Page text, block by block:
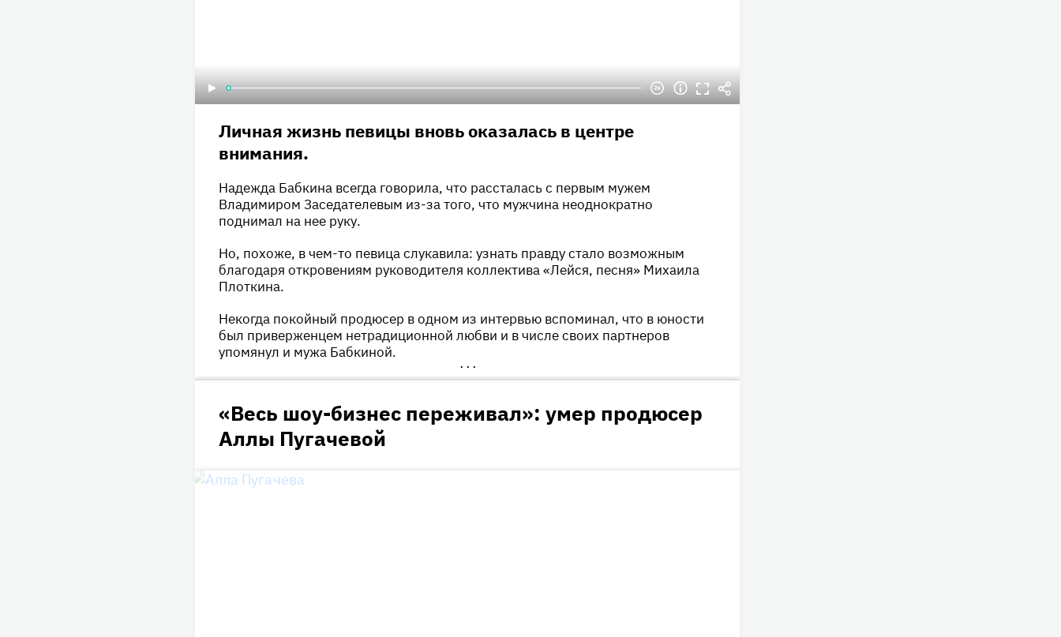
Личная жизнь певицы вновь оказалась в центре
внимания.
Надежда Бабкина всегда говорила, что рассталась с первым мужем
Владимиром Заседателевым из-за того, что мужчина неоднократно
поднимал на нее руку.
Но, похоже, в чем-то певица слукавила: узнать правду стало возможным
благодаря откровениям руководителя коллектива «Лейся, песня» Михаила
Плоткина.
Некогда покойный продюсер в одном из интервью вспоминал, что в юности
был приверженцем нетрадиционной любви и в числе своих партнеров
упомянул и мужа Бабкиной.
•••
«Весь шоу-бизнес переживал»: умер продюсер
Аллы Пугачевой